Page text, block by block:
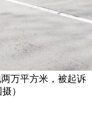
万平方米，被起诉
）